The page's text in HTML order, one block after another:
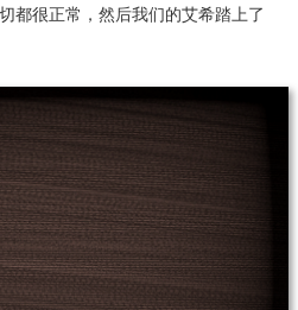
都很正常，然后我们的艾希踏上了